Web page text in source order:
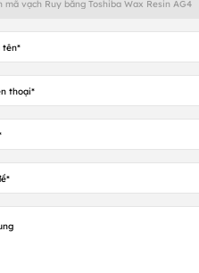
Lựa chọn Ruy băng
Một loạt các
lựa chọn sản phẩm khác
chất lượng in tối ưu gây
Trước hết ruy băng
ngặt để đảm bảo tính
liệu nhận, và kết hợp
sẽ nhận được giấy